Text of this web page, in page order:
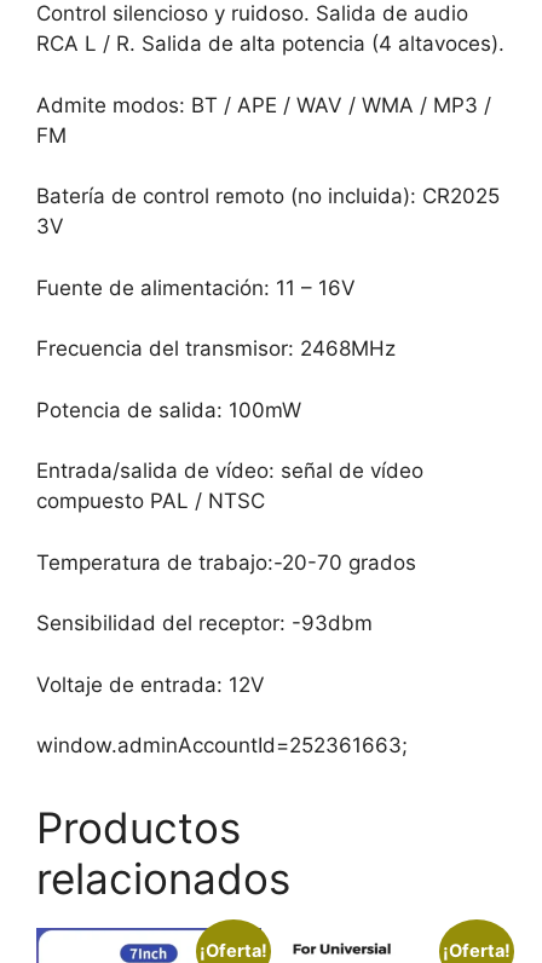
Control silencioso y ruidoso. Salida de audio
RCA L / R. Salida de alta potencia (4 altavoces).
Admite modos: BT / APE / WAV / WMA / MP3 /
FM
Batería de control remoto (no incluida): CR2025
3V
Fuente de alimentación: 11 – 16V
Frecuencia del transmisor: 2468MHz
Potencia de salida: 100mW
Entrada/salida de vídeo: señal de vídeo
compuesto PAL / NTSC
Temperatura de trabajo:-20-70 grados
Sensibilidad del receptor: -93dbm
Voltaje de entrada: 12V
window.adminAccountId=252361663;
Productos
relacionados
¡Oferta! ¡Oferta!